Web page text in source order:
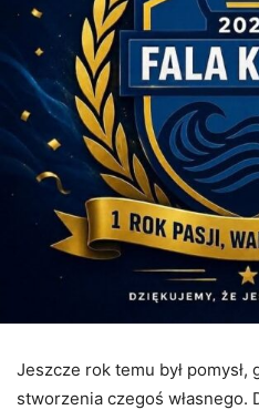
Jeszcze rok temu był
stworzenia czegoś własnego.